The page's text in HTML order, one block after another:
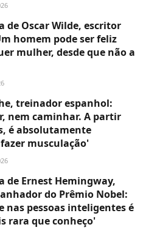
de Oscar Wilde, escritor
homem pode ser feliz
mulher, desde que não a
treinador espanhol:
nem caminhar. A partir
é absolutamente
musculação'
de Ernest Hemingway,
do Prêmio Nobel:
nas pessoas inteligentes é
rara que conheço'